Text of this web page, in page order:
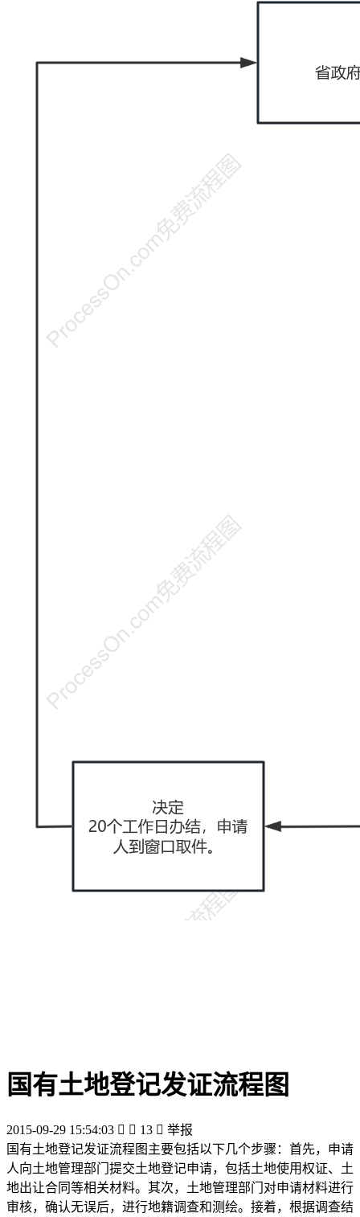
国有土地登记发证流程图
2015-09-29 15:54:03   13  举报
国有土地登记发证流程图主要包括以下几个步骤：首先，申请
人向土地管理部门提交土地登记申请，包括土地使用权证、土
地出让合同等相关材料。其次，土地管理部门对申请材料进行
审核，确认无误后，进行地籍调查和测绘。接着，根据调查结